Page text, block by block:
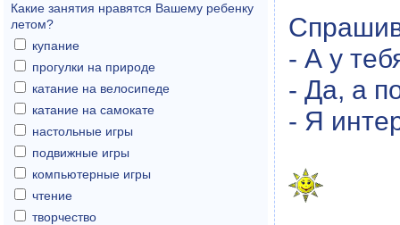
- А у
- Да, а
- Я
Какие занятия нравятся Вашему ребенку
летом?
купание
прогулки на природе
катание на велосипеде
катание на самокате
настольные игры
подвижные игры
компьютерные игры
чтение
творчество